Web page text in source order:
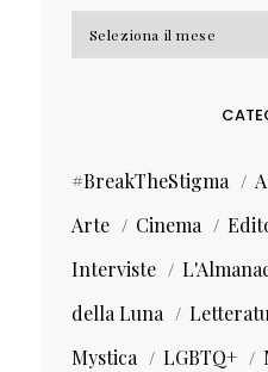
#BreakTheStigma
Arte
Cinema
Interviste
della Luna
Mystica
LGBTQ+